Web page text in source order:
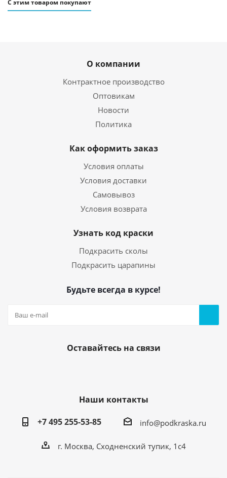
С этим товаром покупают
О компании
Контрактное производство
Оптовикам
Новости
Политика
Как оформить заказ
Условия оплаты
Условия доставки
Самовывоз
Условия возврата
Узнать код краски
Подкрасить сколы
Подкрасить царапины
Будьте всегда в курсе!
Оставайтесь на связи
Наши контакты
+7 495 255-53-85
info@podkraska.ru
г. Москва, Сходненский тупик, 1с4